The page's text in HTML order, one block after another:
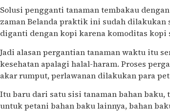
Solusi pengganti tanaman tembakau
zaman Belanda praktik ini sudah dilakukan
diganti dengan kopi karena komoditas
Jadi alasan pergantian tanaman waktu itu
kesehatan apalagi halal-haram. Proses
akar rumput, perlawanan dilakukan para
Itu baru dari satu sisi tanaman bahan baku,
untuk petani bahan baku lainnya, bahan